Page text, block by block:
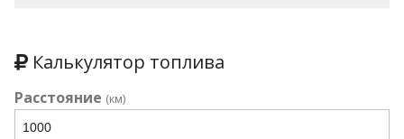
Калькулятор топлива
Расстояние (км)